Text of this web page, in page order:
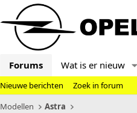
Forums Wat is er nieuw
Nieuwe berichten
Zoek in forum
Modellen
Astra